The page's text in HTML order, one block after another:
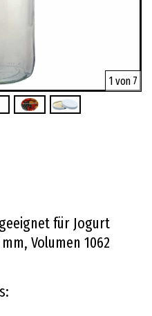
1 von 7
für Jogurt
Volumen 1062